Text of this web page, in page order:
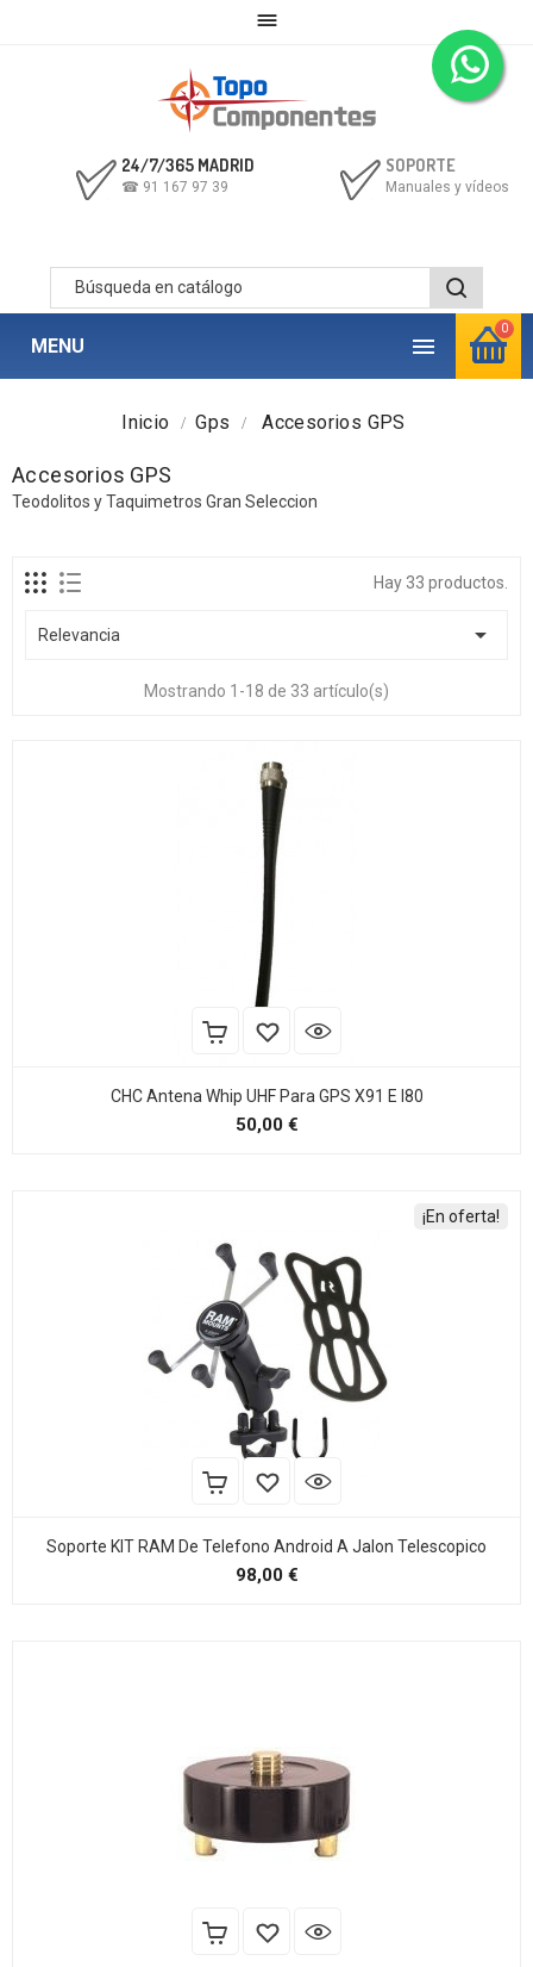

0
24/7/365 MADRID
☎ 91 167 97 39
SOPORTE
Manuales y vídeos

MENU
Inicio Gps Accesorios GPS
Accesorios GPS
Teodolitos y Taquimetros Gran Seleccion
Hay 33 productos.
Relevancia 
Mostrando 1-18 de 33 artículo(s)
CHC Antena Whip UHF Para GPS X91 E I80
50,00 €Precio
¡En oferta!
Soporte KIT RAM De Telefono Android A Jalon Telescopico
98,00 €Precio